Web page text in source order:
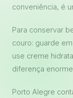
conveniência, é
Para conservar
couro: guarde
use creme
diferença
Porto Alegre